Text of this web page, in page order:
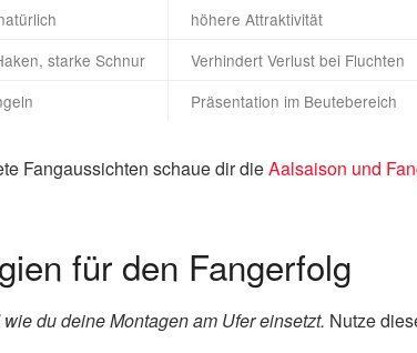
höhere Attraktivität
starke Schnur Verhindert Verlust bei Fluchten
Präsentation im Beutebereich
Fangaussichten schaue dir dieAalsaison und
für den Fangerfolg
du deine Montagen am Ufer einsetzt. Nutze